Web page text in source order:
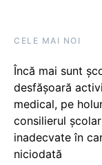
CELE MAI NOI
Încă mai sunt
desfășoară
medical, pe
consilierul
inadecvate în
niciodată